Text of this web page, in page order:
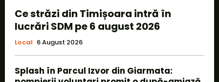
Ce străzi din Timișoara intră în
lucrări SDM pe 6 august 2026
Local 6 August 2026
Splash în Parcul Izvor din Giarmata: